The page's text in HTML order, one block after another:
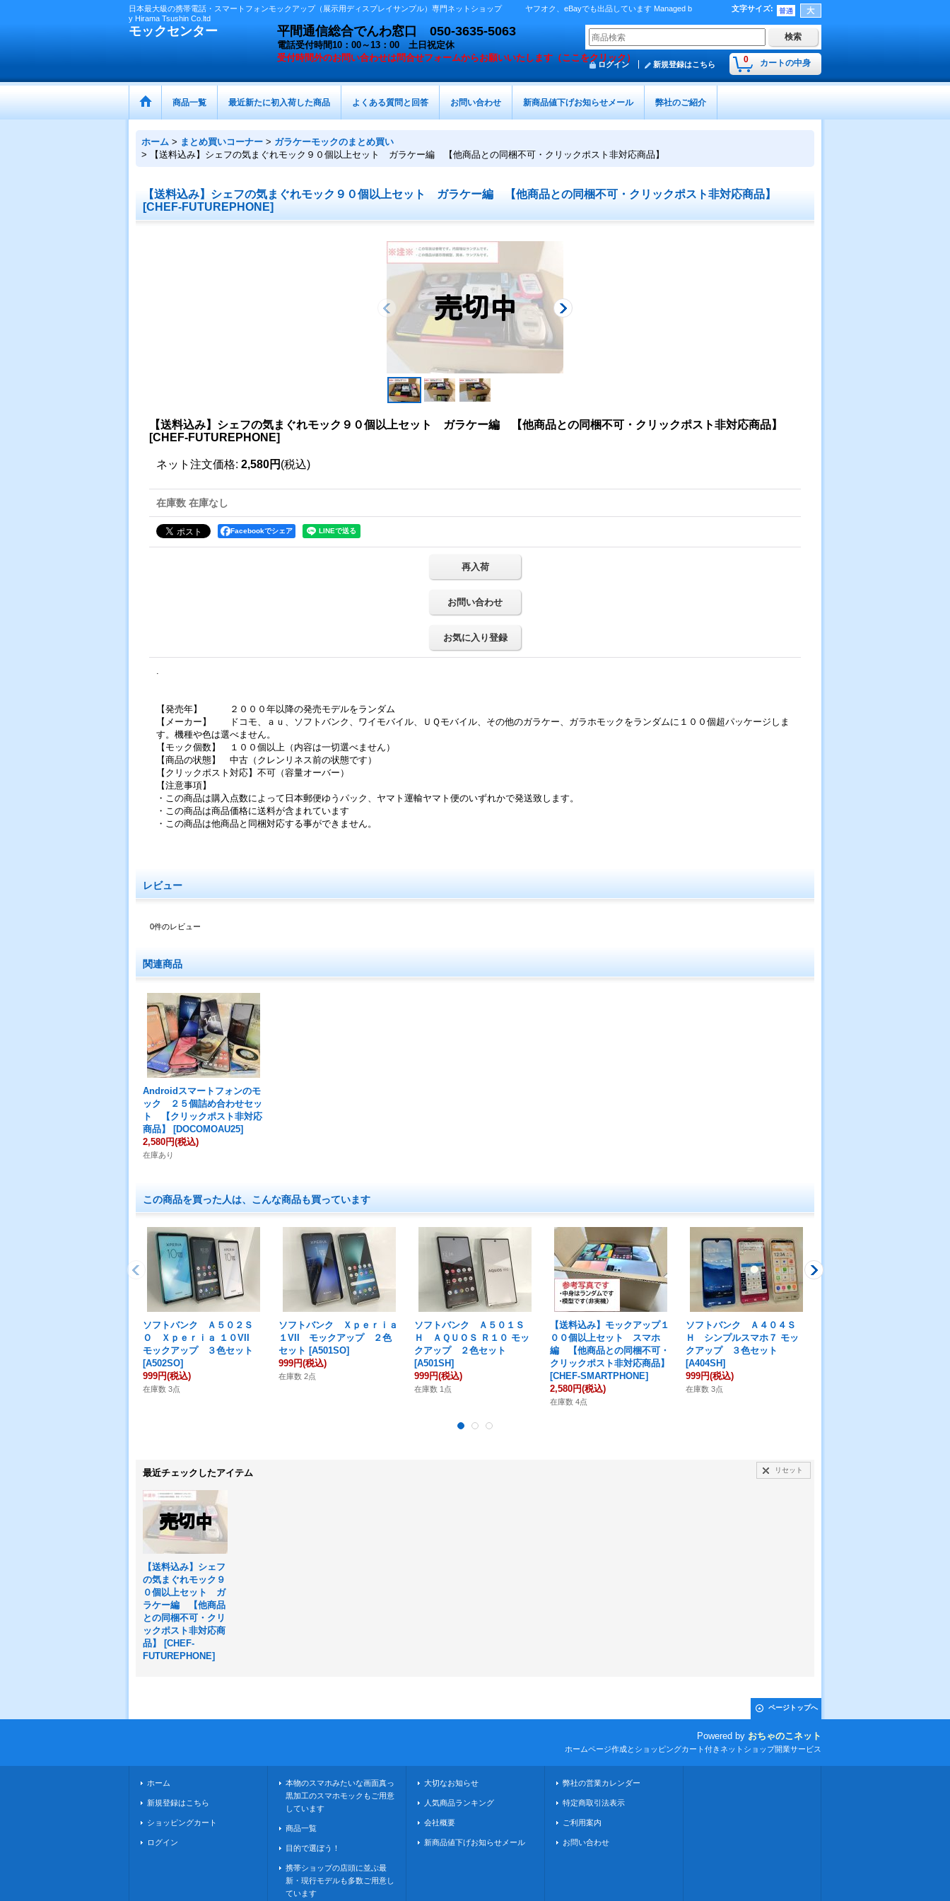
日本最大級の携帯電話・スマートフォンモックアップ（展示用ディスプレイサンプル）専門ネットショップ ヤフオク、eBayでも出品しています Managed b
y Hirama Tsushin Co.ltd
文字サイズ:
モックセンター 平間通信総合でんわ窓口 050-3635-5063
電話受付時間10：00～13：00 土日祝定休
受付時間外のお問い合わせは問合せフォームからお願いいたします（ここをクリック） 0 カートの中身
ログイン 新規登録はこちら
商品一覧 最近新たに初入荷した商品 よくある質問と回答 お問い合わせ 新商品値下げお知らせメール 弊社のご紹介
ホーム > まとめ買いコーナー > ガラケーモックのまとめ買い
>
【送料込み】シェフの気まぐれモック９０個以上セット ガラケー編 【他商品との同梱不可・クリックポスト非対応商品】
【送料込み】シェフの気まぐれモック９０個以上セット ガラケー編 【他商品との同梱不可・クリックポスト非対応商品】
[CHEF-FUTUREPHONE]
【送料込み】シェフの気まぐれモック９０個以上セット ガラケー編 【他商品との同梱不可・クリックポスト非対応商品】
[CHEF-FUTUREPHONE]
ネット注文価格: 2,580円 (税込)
在庫数 在庫なし
Facebookでシェア
再入荷
お問い合わせ
お気に入り登録
.
【発売年】 ２０００年以降の発売モデルをランダム
【メーカー】 ドコモ、ａｕ、ソフトバンク、ワイモバイル、ＵＱモバイル、その他のガラケー、ガラホモックをランダムに１００個超パッケージしま
す。機種や色は選べません。
【モック個数】 １００個以上（内容は一切選べません）
【商品の状態】 中古（クレンリネス前の状態です）
【クリックポスト対応】不可（容量オーバー）
【注意事項】
・この商品は購入点数によって日本郵便ゆうパック、ヤマト運輸ヤマト便のいずれかで発送致します。
・この商品は商品価格に送料が含まれています
・この商品は他商品と同梱対応する事ができません。
レビュー
0件のレビュー
関連商品
Androidスマートフォンのモ
ック ２５個詰め合わせセッ
ト 【クリックポスト非対応
商品】
[DOCOMOAU25]
2,580円(税込)
在庫あり
この商品を買った人は、こんな商品も買っています
ソフトバンク Ａ５０２Ｓ
Ｏ Ｘｐｅｒｉａ １０VII
モックアップ ３色セット
[A502SO]
999円(税込)
在庫数 3点
ソフトバンク Ｘｐｅｒｉａ
１VII モックアップ ２色
セット [A501SO]
999円(税込)
在庫数 2点
ソフトバンク Ａ５０１Ｓ
Ｈ ＡＱＵＯＳ Ｒ１０ モッ
クアップ ２色セット
[A501SH]
999円(税込)
在庫数 1点
【送料込み】モックアップ１
００個以上セット スマホ
編 【他商品との同梱不可・
クリックポスト非対応商品】
[CHEF-SMARTPHONE]
2,580円(税込)
在庫数 4点
ソフトバンク Ａ４０４Ｓ
Ｈ シンプルスマホ７ モッ
クアップ ３色セット
[A404SH]
999円(税込)
在庫数 3点
最近チェックしたアイテム リセット
【送料込み】シェフ
の気まぐれモック９
０個以上セット ガ
ラケー編 【他商品
との同梱不可・クリ
ックポスト非対応商
品】
[CHEF-
FUTUREPHONE]
ページトップへ
Powered by おちゃのこネット
ホームページ作成とショッピングカート付きネットショップ開業サービス
ホーム
新規登録はこちら
ショッピングカート
ログイン
本物のスマホみたいな画面真っ
黒加工のスマホモックもご用意
しています
商品一覧
目的で選ぼう！
携帯ショップの店頭に並ぶ最
新・現行モデルも多数ご用意し
ています
大切なお知らせ
人気商品ランキング
会社概要
新商品値下げお知らせメール
弊社の営業カレンダー
特定商取引法表示
ご利用案内
お問い合わせ